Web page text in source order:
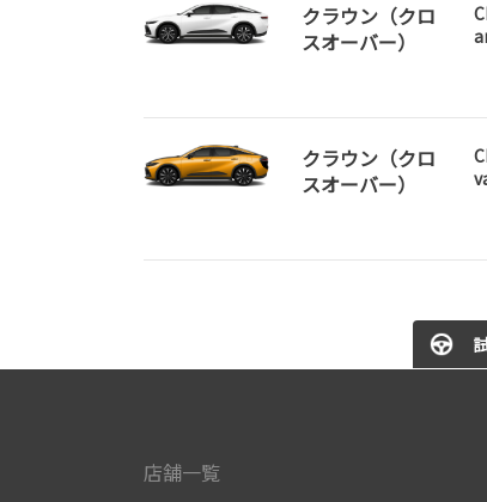
クラウン（クロ
スオーバー）
クラウン（クロ
スオーバー）
店舗一覧